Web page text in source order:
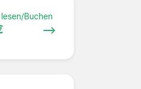
Buchen